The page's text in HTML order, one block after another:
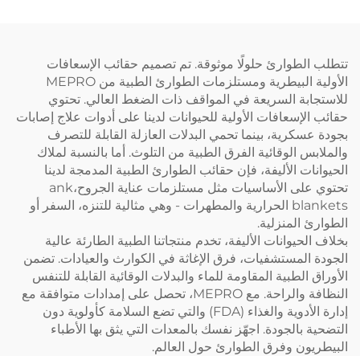
تتطلب الطوارئ حلولًا موثوقة. تم تصميم حقائب الإسعافات
الأولية البيطرية ومستلزمات الطوارئ الطبية من MEPRO
للاستجابة السريعة في المواقف ذات الضغط العالي. تحتوي
حقائب الإسعافات الأولية للحيوانات لدينا على أدوات علاج إصابات
بجودة عسكرية، بينما تحمي البدلات العازلة القابلة للتصرف
والملابس الوقائية الفرق الطبية من التلوث. أما بالنسبة لملاك
الحيوانات الأليفة، فإن حقائب الطوارئ الطبية المدمجة لدينا
تحتوي على الأساسيات مثل مستلزمات عناية الجروح،ank
blankets الحرارية والمطهرات - وهي مثالية للتنزه، السفر أو
الطوارئ المنزلية.
بخلاف الحيوانات الأليفة، تخدم منتجاتنا الطبية الطارئة عالية
الجودة المستشفيات، فرق الإغاثة في الكوارث والعيادات. تضمن
الأوراق الطبية المقاومة للماء والبدلات الوقائية القابلة للتنفس
النظافة والراحة. مع MEPRO، تحصل على إمدادات متوافقة مع
إدارة الأدوية والغذاء (FDA) والتي تضع السلامة كأولوية دون
التضحية بالجودة. اجهّز نفسك بالمعدات التي يثق بها الأطباء
البيطريون وفرق الطوارئ حول العالم.